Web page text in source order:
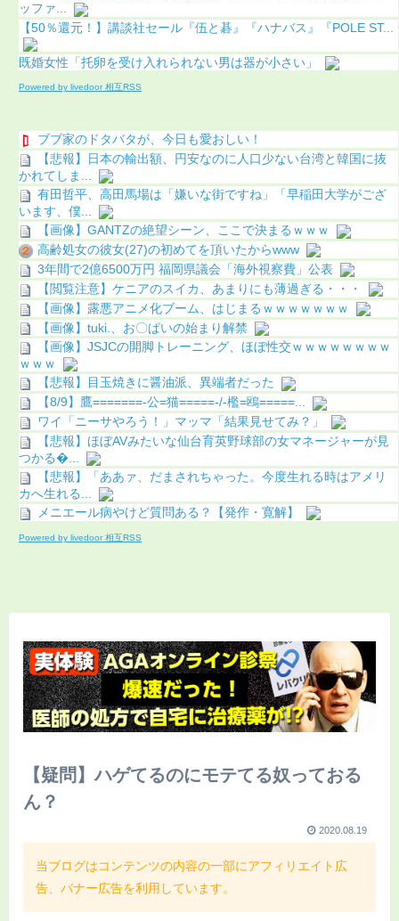
ッファ...
【50％還元！】講談社セール『伍と碁』『ハナバス』『POLE ST...
既婚女性「托卵を受け入れられない男は器が小さい」
Powered by livedoor 相互RSS
ブブ家のドタバタが、今日も愛おしい！
【悲報】日本の輸出額、円安なのに人口少ない台湾と韓国に抜
かれてしま...
有田哲平、高田馬場は「嫌いな街ですね」「早稲田大学がござ
います、僕...
【画像】GANTZの絶望シーン、ここで決まるｗｗｗ
高齢処女の彼女(27)の初めてを頂いたからwww
3年間で2億6500万円 福岡県議会「海外視察費」公表
【閲覧注意】ケニアのスイカ、あまりにも薄過ぎる・・・
【画像】露悪アニメ化ブーム、はじまるｗｗｗｗｗｗｗ
【画像】tuki.、お〇ぱいの始まり解禁
【画像】JSJCの開脚トレーニング、ほぼ性交ｗｗｗｗｗｗｗｗ
ｗｗｗ
【悲報】目玉焼きに醤油派、異端者だった
【8/9】鷹=======-公=猫=====-/-檻=鴎=====...
ワイ「ニーサやろう！」マッマ「結果見せてみ？」
【悲報】ほぼAVみたいな仙台育英野球部の女マネージャーが見
つかる...
【悲報】「ああァ、だまされちゃった。今度生れる時はアメリ
カへ生れる...
メニエール病やけど質問ある？【発作・寛解】
Powered by livedoor 相互RSS
【疑問】ハゲてるのにモテてる奴っておる
ん？
2020.08.19
当ブログはコンテンツの内容の一部にアフィリエイト広
告、バナー広告を利用しています。